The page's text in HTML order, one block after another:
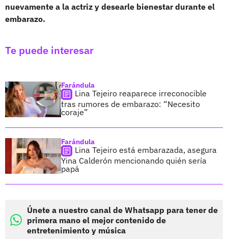
nuevamente a la actriz y desearle bienestar durante el
embarazo.
Te puede interesar
Farándula
Lina Tejeiro reaparece irreconocible
tras rumores de embarazo: “Necesito
coraje”
Farándula
Lina Tejeiro está embarazada, asegura
Yina Calderón mencionando quién sería
papá
Únete a nuestro canal de Whatsapp para tener de
primera mano el mejor contenido de
entretenimiento y música